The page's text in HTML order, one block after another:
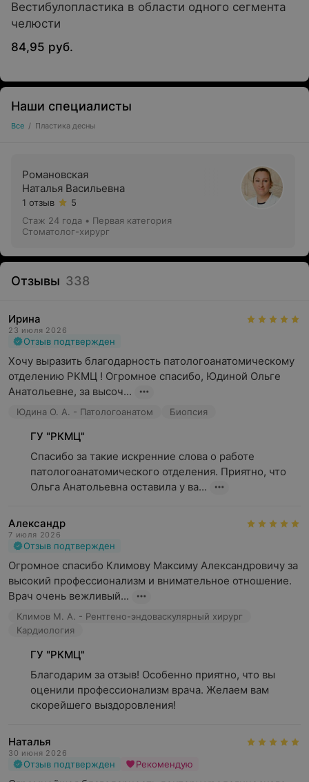
Вестибулопластика в области одного сегмента
челюсти
84,95 руб.
Наши специалисты
Все / Пластика десны
Романовская
Наталья Васильевна
1 отзыв
5
Стаж 24 года • Первая категория
Стоматолог-хирург
Отзывы 338
Ирина
23 июля 2026
Отзыв подтвержден
Хочу выразить благодарность патологоанатомическому
отделению РКМЦ ! Огромное спасибо, Юдиной Ольге
Анатольевне, за высоч...
Юдина О. А. - Патологоанатом Биопсия
ГУ "РКМЦ"
Спасибо за такие искренние слова о работе
патологоанатомического отделения. Приятно, что
Ольга Анатольевна оставила у ва...
Александр
7 июля 2026
Отзыв подтвержден
Огромное спасибо Климову Максиму Александровичу за
высокий профессионализм и внимательное отношение.
Врач очень вежливый...
Климов М. А. - Рентгено-эндоваскулярный хирург
Кардиология
ГУ "РКМЦ"
Благодарим за отзыв! Особенно приятно, что вы
оценили профессионализм врача. Желаем вам
скорейшего выздоровления!
Наталья
30 июня 2026
Отзыв подтвержден Рекомендую